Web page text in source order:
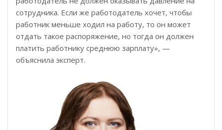
сотрудника. Если же работодатель хочет, чтобы
работник меньше ходил на работу, то он может
отдать такое распоряжение, но тогда он должен
платить работнику среднюю зарплату», —
объяснила эксперт.